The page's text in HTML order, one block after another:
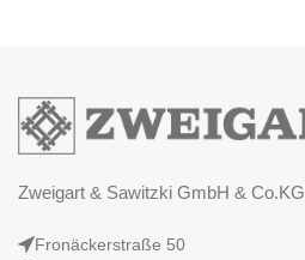
Zweigart & Sawitzki GmbH & Co.KG
Fronäckerstraße 50